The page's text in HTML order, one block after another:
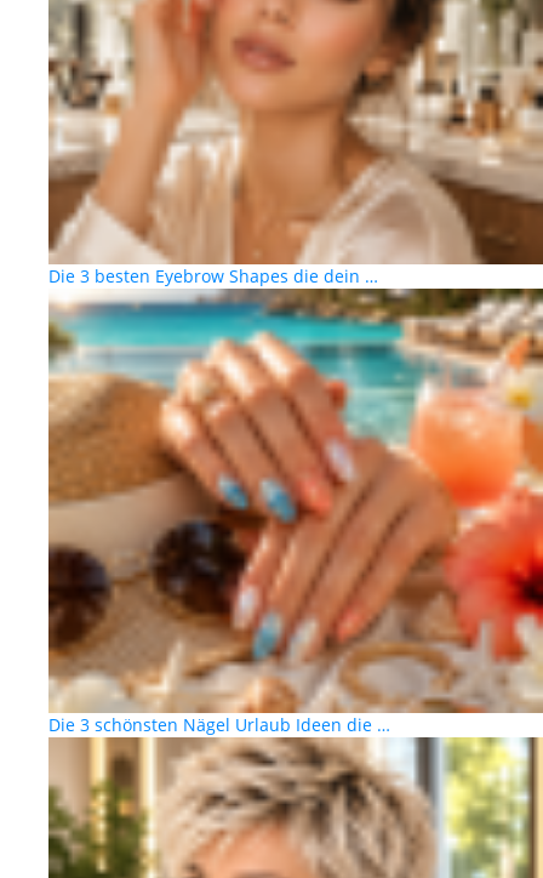
Die 3 besten Eyebrow Shapes die dein …
Die 3 schönsten Nägel Urlaub Ideen die …